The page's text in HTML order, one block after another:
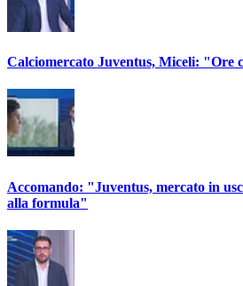
Calciomercato Juventus, Miceli: "Ore
Accomando: "Juventus, mercato in
alla formula"